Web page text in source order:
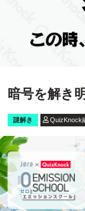
暗号を解き
謎解き QuizKnock